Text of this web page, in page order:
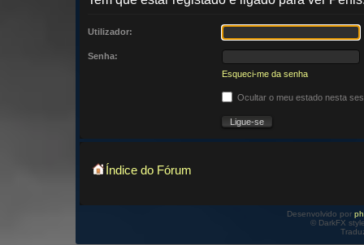
Utilizador:
Senha:
Esqueci-me da senha
Ocultar o meu estado nesta
Índice do Fórum
Desenvolvido por
© DarkFX